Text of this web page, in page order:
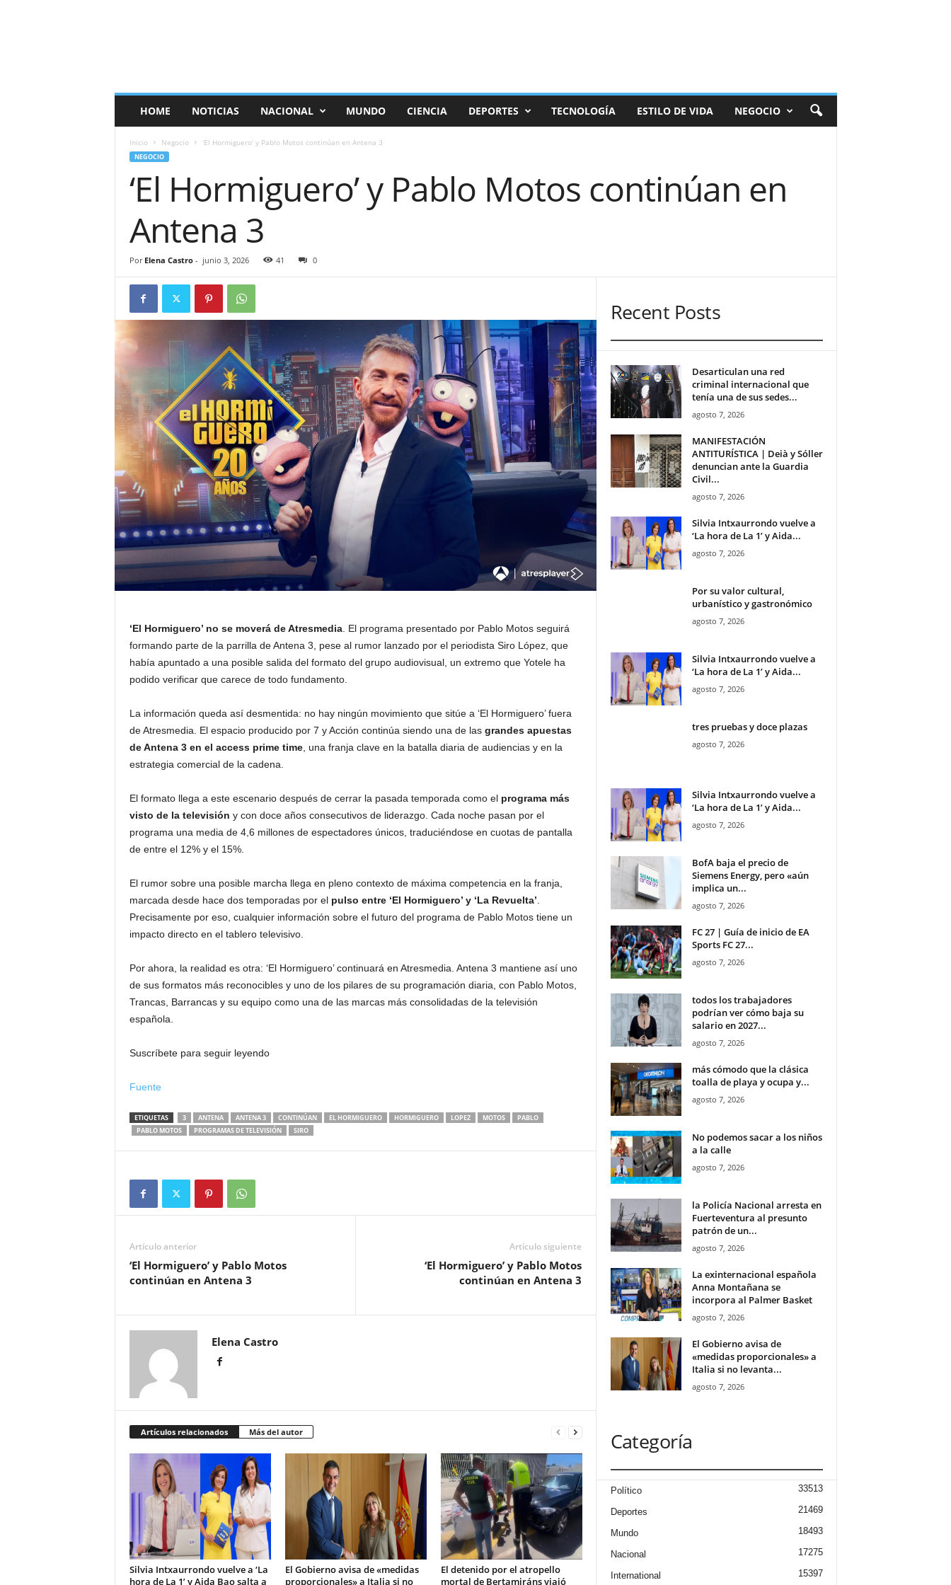
HOME NOTICIAS NACIONAL MUNDO CIENCIA DEPORTES TECNOLOGÍA ESTILO DE VIDA NEGOCIO
Inicio Negocio ‘El Hormiguero’ y Pablo Motos continúan en Antena 3
NEGOCIO
‘El Hormiguero’ y Pablo Motos continúan en
Antena 3
Por Elena Castro- junio 3, 2026 41 0
‘El Hormiguero’ no se moverá de Atresmedia. El programa presentado por Pablo Motos seguirá
formando parte de la parrilla de Antena 3, pese al rumor lanzado por el periodista Siro López, que
había apuntado a una posible salida del formato del grupo audiovisual, un extremo que Yotele ha
podido verificar que carece de todo fundamento.
La información queda así desmentida: no hay ningún movimiento que sitúe a ‘El Hormiguero’ fuera
de Atresmedia. El espacio producido por 7 y Acción continúa siendo una de las grandes apuestas
de Antena 3 en el access prime time, una franja clave en la batalla diaria de audiencias y en la
estrategia comercial de la cadena.
El formato llega a este escenario después de cerrar la pasada temporada como el programa más
visto de la televisión y con doce años consecutivos de liderazgo. Cada noche pasan por el
programa una media de 4,6 millones de espectadores únicos, traduciéndose en cuotas de pantalla
de entre el 12% y el 15%.
El rumor sobre una posible marcha llega en pleno contexto de máxima competencia en la franja,
marcada desde hace dos temporadas por el pulso entre ‘El Hormiguero’ y ‘La Revuelta’
Precisamente por eso, cualquier información sobre el futuro del programa de Pablo Motos tiene un
impacto directo en el tablero televisivo.
Por ahora, la realidad es otra: ‘El Hormiguero’ continuará en Atresmedia. Antena 3 mantiene así uno
de sus formatos más reconocibles y uno de los pilares de su programación diaria, con Pablo Motos,
Trancas, Barrancas y su equipo como una de las marcas más consolidadas de la televisión
española.
Suscríbete para seguir leyendo
Fuente
ETIQUETAS 3 ANTENA ANTENA 3 CONTINÚAN EL HORMIGUERO HORMIGUERO LOPEZ MOTOS
PABLO
PABLO MOTOS
PROGRAMAS DE TELEVISIÓN SIRO
Artículo anterior
‘El Hormiguero’ y Pablo Motos
continúan en Antena 3
Artículo siguiente
‘El Hormiguero’ y Pablo Motos
continúan en Antena 3
Elena Castro
Artículos relacionados Más del autor
Silvia Intxaurrondo vuelve a ‘La
hora de La 1’ y Aida Bao salta a
El Gobierno avisa de «medidas
proporcionales» a Italia si no
El detenido por el atropello
mortal de Bertamiráns viajó
Recent Posts
Desarticulan una red
criminal internacional que
tenía una de sus sedes...
agosto 7, 2026
MANIFESTACIÓN
ANTITURÍSTICA | Deià y Sóller
denuncian ante la Guardia
Civil...
agosto 7, 2026
Silvia Intxaurrondo vuelve a
‘La hora de La 1’ y Aida...
agosto 7, 2026
Por su valor cultural,
urbanístico y gastronómico
agosto 7, 2026
Silvia Intxaurrondo vuelve a
‘La hora de La 1’ y Aida...
agosto 7, 2026
tres pruebas y doce plazas
agosto 7, 2026
Silvia Intxaurrondo vuelve a
‘La hora de La 1’ y Aida...
agosto 7, 2026
BofA baja el precio de
Siemens Energy, pero «aún
implica un...
agosto 7, 2026
FC 27 | Guía de inicio de EA
Sports FC 27...
agosto 7, 2026
todos los trabajadores
podrían ver cómo baja su
salario en 2027...
agosto 7, 2026
más cómodo que la clásica
toalla de playa y ocupa y...
agosto 7, 2026
No podemos sacar a los niños
a la calle
agosto 7, 2026
la Policía Nacional arresta en
Fuerteventura al presunto
patrón de un...
agosto 7, 2026
La exinternacional española
Anna Montañana se
incorpora al Palmer Basket
agosto 7, 2026
El Gobierno avisa de
«medidas proporcionales» a
Italia si no levanta...
agosto 7, 2026
Categoría
Político 33513
Deportes 21469
Mundo 18493
Nacional 17275
International 15397